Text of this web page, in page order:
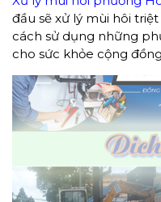
đầu sẽ xử lý mùi hôi
cách sử dụng những
cho sức khỏe cộng